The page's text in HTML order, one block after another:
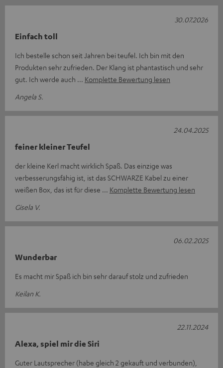
Einfach toll
Ich bestelle schon seit Jahren bei teufel. Ich bin mit den
Produkten sehr zufrieden. Der Klang ist phantastisch und sehr
gut. Ich werde auch
Komplette Bewertung lesen
Angela S.
30.07.2026
feiner kleiner Teufel
der kleine Kerl macht wirklich Spaß. Das einzige was
verbesserungsfähig ist, ist das SCHWARZE Kabel zu einer
weißen Box, das ist für diese
Komplette Bewertung lesen
Gisela V.
24.04.2025
Wunderbar
Es macht mir Spaß ich bin sehr darauf stolz und zufrieden
Keilan K.
06.02.2025
Alexa, spiel mir die Siri
Guter Lautsprecher (habe gleich 2 gekauft und verbunden),
22.11.2024